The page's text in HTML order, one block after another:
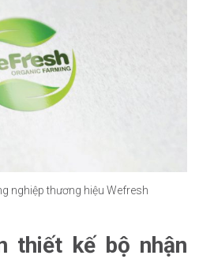
nghiệp thương hiệu Wefresh
thiết kế bộ nhận